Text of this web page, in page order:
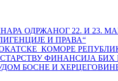
ОДРЖАНОГ 22. И 23.
И ПРАВА“
КОМОРЕ
ФИНАНСИЈА
БОСНЕ И